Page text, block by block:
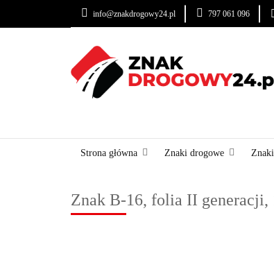
info@znakdrogowy24.pl 797 061 096
ZNAKI
Strona główna Znaki drogowe
Znak B-16, folia II generacji,